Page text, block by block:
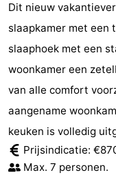
Dit nieuw
slaapkamer met een
slaaphoek met een
woonkamer een
van alle comfort
aangename
keuken is volledig
Prijsindicatie:
Max. 7 personen.